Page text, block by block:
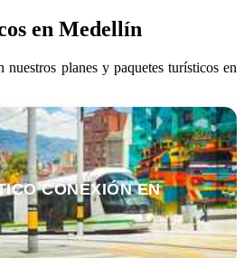
en Medellín
nuestros planes y paquetes turísticos en
CONEXIÓN EN